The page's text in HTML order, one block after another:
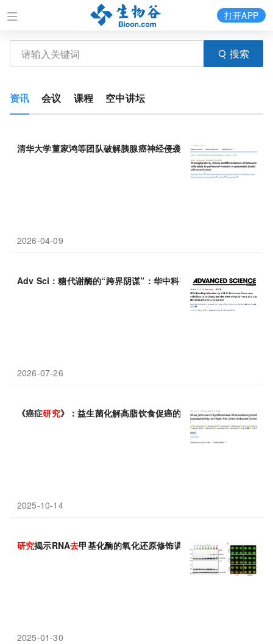
搜索
打开APP
资讯 会议 课程 空中讲坛
清华大学董家鸿等团队破解胰腺癌神经侵袭的“恶性循环”：研究
2026-04-09
Adv Sci：糖代谢酶的“跨界阴谋”：华中科技大学研究团队发现
2026-07-26
《癌症研究》：益生菌化解高脂饮食促癌的“命”！中山大学团队发
2025-10-14
研究揭示RNA去甲基化酶的氧化还原修饰调控番茄果实成熟机制
2025-01-30